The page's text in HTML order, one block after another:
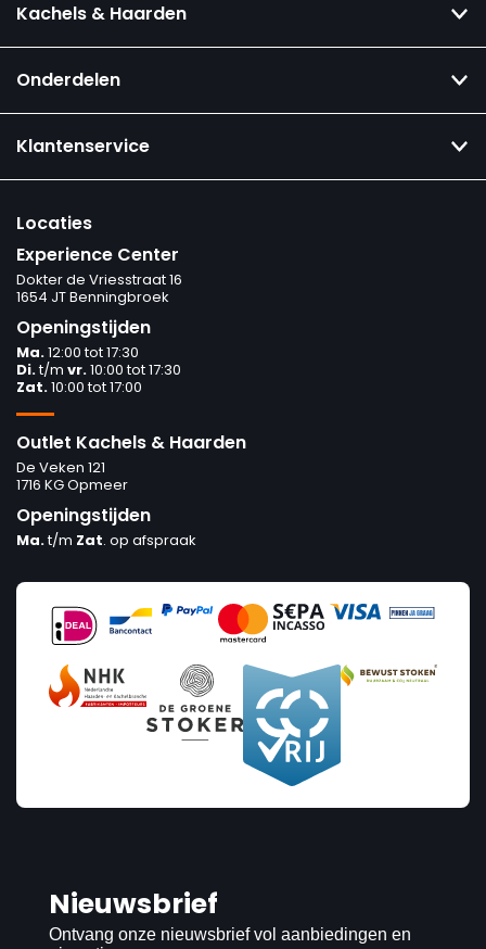
Kachels & Haarden
Onderdelen
Klantenservice
Locaties
Experience Center
Dokter de Vriesstraat 16
1654 JT Benningbroek
Openingstijden
Ma.12:00 tot 17:30
Di.t/m vr.10:00 tot 17:30
Zat.10:00 tot 17:00
Outlet Kachels & Haarden
De Veken 121
1716 KG Opmeer
Openingstijden
Ma.t/m Zat. op afspraak
Nieuwsbrief
Ontvang onze nieuwsbrief vol aanbiedingen en